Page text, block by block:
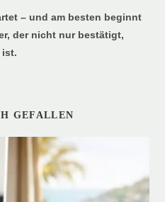
– und am besten beginnt
der nicht nur bestätigt,
ist.
GEFALLEN